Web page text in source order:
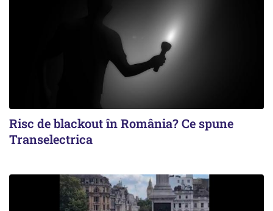
Risc de blackout în România? Ce spune
Transelectrica